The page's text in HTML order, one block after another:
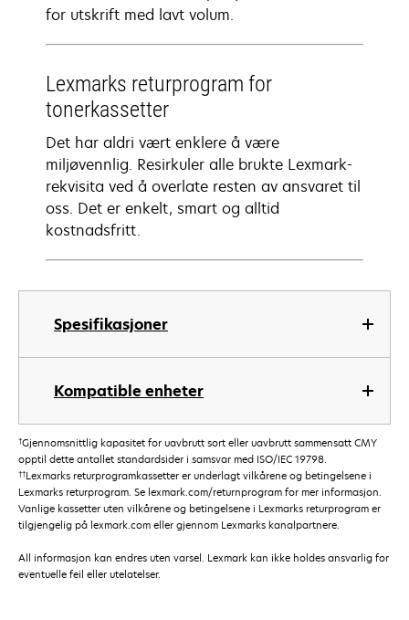
Spesifikasjoner
Kompatible enheter
for utskrift med lavt volum.
Lexmarks returprogram for
tonerkassetter
Det har aldri vært enklere å være
miljøvennlig. Resirkuler alle brukte Lexmark-
rekvisita ved å overlate resten av ansvaret til
oss. Det er enkelt, smart og alltid
kostnadsfritt.
†Gjennomsnittlig kapasitet for uavbrutt sort eller uavbrutt sammensatt CMY
opptil dette antallet standardsider i samsvar med ISO/IEC 19798.
††Lexmarks returprogramkassetter er underlagt vilkårene og betingelsene i
Lexmarks returprogram. Se lexmark.com/returnprogram for mer informasjon.
Vanlige kassetter uten vilkårene og betingelsene i Lexmarks returprogram er
tilgjengelig på lexmark.com eller gjennom Lexmarks kanalpartnere.
All informasjon kan endres uten varsel. Lexmark kan ikke holdes ansvarlig for
eventuelle feil eller utelatelser.